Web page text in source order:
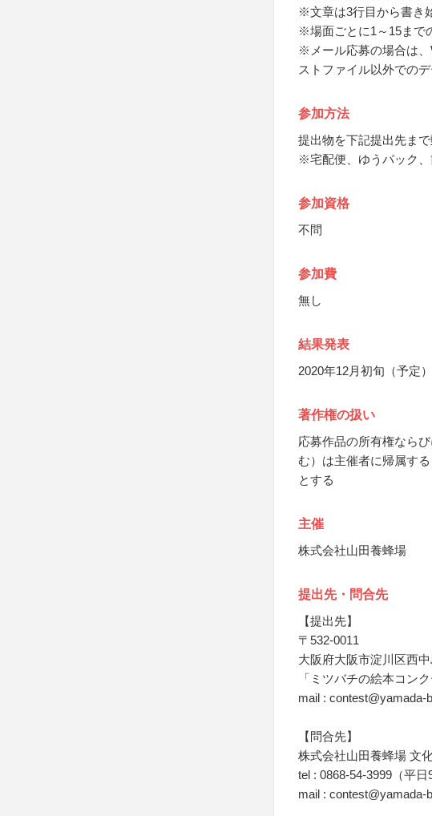
※文章は3行目から書き
※場面ごとに1～15まで
※メール応募の場合は
ストファイル以外でのデ
参加方法
提出物を下記提出先ま
※宅配便、ゆうパック
参加資格
不問
参加費
無し
結果発表
2020年12月初旬（予定）
著作権の扱い
応募作品の所有権なら
む）は主催者に帰属す
とする
主催
株式会社山田養蜂場
提出先・問合先
【提出先】
〒532-0011
大阪府大阪市淀川区西
「ミツバチの絵本コン
mail : contest@yamada-
【問合先】
株式会社山田養蜂場 文
tel : 0868-54-3999（平日
mail : contest@yamada-